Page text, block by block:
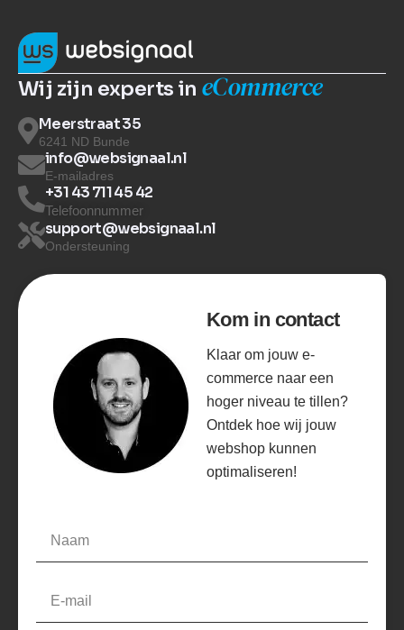
Wij zijn experts in eCommerce
Meerstraat 35
6241 ND Bunde
info@websignaal.nl
E-mailadres
+31 43 711 45 42
Telefoonnummer
support@websignaal.nl
Ondersteuning
Kom in contact
Klaar om jouw e-
commerce naar een
hoger niveau te tillen?
Ontdek hoe wij jouw
webshop kunnen
optimaliseren!